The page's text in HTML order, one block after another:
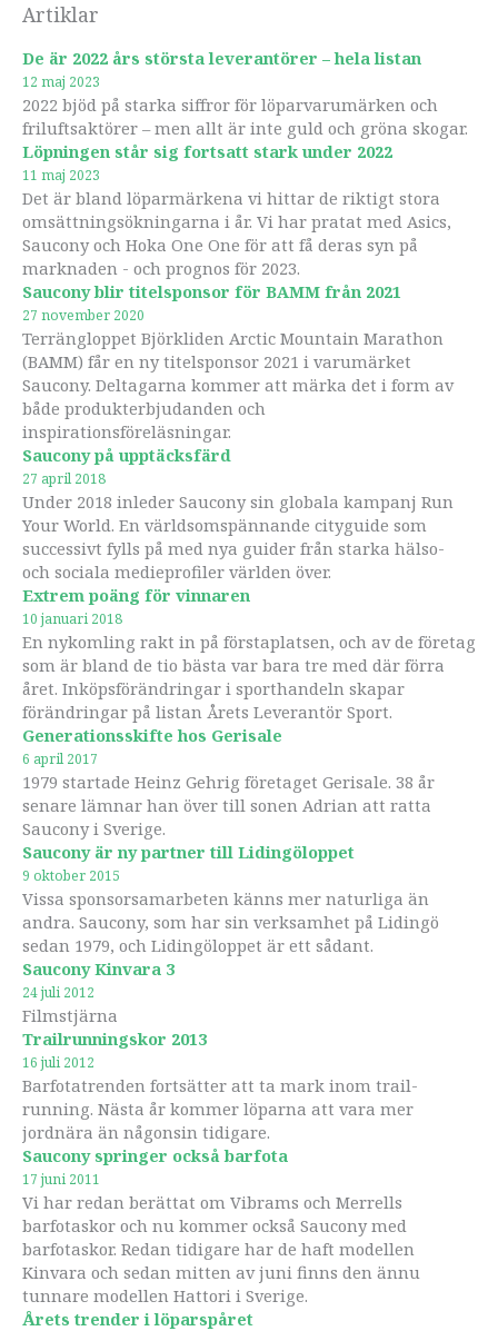
Artiklar
De är 2022 års största leverantörer – hela listan
12 maj 2023
2022 bjöd på starka siffror för löparvarumärken och
friluftsaktörer – men allt är inte guld och gröna skogar.
Löpningen står sig fortsatt stark under 2022
11 maj 2023
Det är bland löparmärkena vi hittar de riktigt stora
omsättningsökningarna i år. Vi har pratat med Asics,
Saucony och Hoka One One för att få deras syn på
marknaden - och prognos för 2023.
Saucony blir titelsponsor för BAMM från 2021
27 november 2020
Terrängloppet Björkliden Arctic Mountain Marathon
(BAMM) får en ny titelsponsor 2021 i varumärket
Saucony. Deltagarna kommer att märka det i form av
både produkterbjudanden och
inspirationsföreläsningar.
Saucony på upptäcksfärd
27 april 2018
Under 2018 inleder Saucony sin globala kampanj Run
Your World. En världsomspännande cityguide som
successivt fylls på med nya guider från starka hälso-
och sociala medieprofiler världen över.
Extrem poäng för vinnaren
10 januari 2018
En nykomling rakt in på förstaplatsen, och av de företag
som är bland de tio bästa var bara tre med där förra
året. Inköpsförändringar i sporthandeln skapar
förändringar på listan Årets Leverantör Sport.
Generationsskifte hos Gerisale
6 april 2017
1979 startade Heinz Gehrig företaget Gerisale. 38 år
senare lämnar han över till sonen Adrian att ratta
Saucony i Sverige.
Saucony är ny partner till Lidingöloppet
9 oktober 2015
Vissa sponsorsamarbeten känns mer naturliga än
andra. Saucony, som har sin verksamhet på Lidingö
sedan 1979, och Lidingöloppet är ett sådant.
Saucony Kinvara 3
24 juli 2012
Filmstjärna
Trailrunningskor 2013
16 juli 2012
Barfotatrenden fortsätter att ta mark inom trail-
running. Nästa år kommer löparna att vara mer
jordnära än någonsin tidigare.
Saucony springer också barfota
17 juni 2011
Vi har redan berättat om Vibrams och Merrells
barfotaskor och nu kommer också Saucony med
barfotaskor. Redan tidigare har de haft modellen
Kinvara och sedan mitten av juni finns den ännu
tunnare modellen Hattori i Sverige.
Årets trender i löparspåret